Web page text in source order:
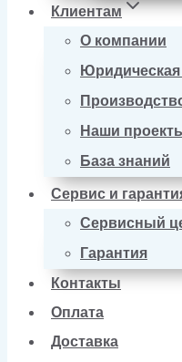
Клиентам
О компании
Наши
База знаний
Сервис и
Сервисный
Гарантия
Контакты
Оплата
Доставка